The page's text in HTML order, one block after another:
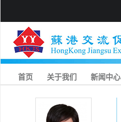
首页 关于我们 新闻中心